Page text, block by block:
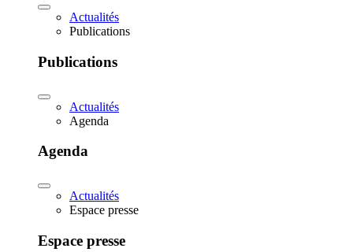
Actualités
Publications
Publications
Actualités
Agenda
Agenda
Actualités
Espace presse
Espace presse